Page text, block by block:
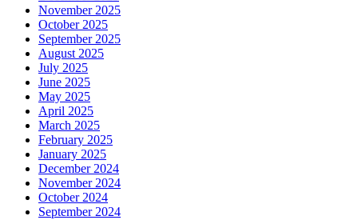
November 2025
October 2025
September 2025
August 2025
July 2025
June 2025
May 2025
April 2025
March 2025
February 2025
January 2025
December 2024
November 2024
October 2024
September 2024